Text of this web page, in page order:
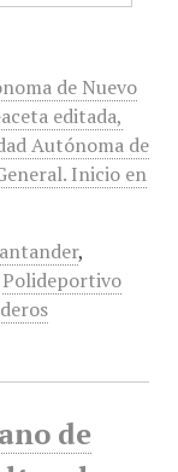
de Nuevo
editada,
Autónoma de
Inicio en
,
Polideportivo
de